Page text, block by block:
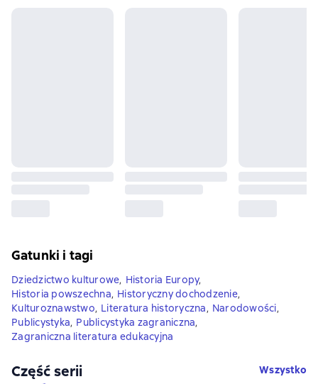
Gatunki i tagi
Dziedzictwo kulturowe, Historia Europy,
Historia powszechna, Historyczny dochodzenie,
Kulturoznawstwo, Literatura historyczna, Narodowości,
Publicystyka, Publicystyka zagraniczna,
Zagraniczna literatura edukacyjna
Część serii
Wszystko